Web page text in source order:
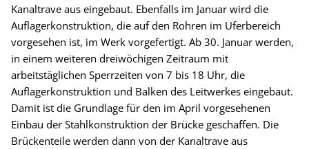
Kanaltrave aus eingebaut. Ebenfalls im Januar wird die
Auflagerkonstruktion, die auf den Rohren im Uferbereich
vorgesehen ist, im Werk vorgefertigt. Ab 30. Januar werden,
in einem weiteren dreiwöchigen Zeitraum mit
arbeitstäglichen Sperrzeiten von 7 bis 18 Uhr, die
Auflagerkonstruktion und Balken des Leitwerkes eingebaut.
Damit ist die Grundlage für den im April vorgesehenen
Einbau der Stahlkonstruktion der Brücke geschaffen. Die
Brückenteile werden dann von der Kanaltrave aus